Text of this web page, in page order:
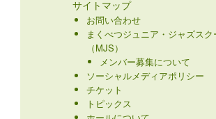
サイトマップ
お問い合わせ
まくべつジュニア・ジャズスク
（MJS）
メンバー募集について
ソーシャルメディアポリシー
チケット
トピックス